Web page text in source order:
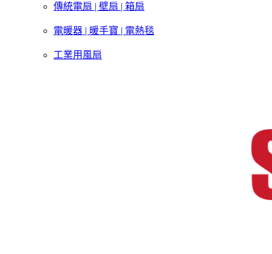
傳統電扇 | 壁扇 | 箱扇
電暖器 | 暖手寶 | 電熱毯
工業用風扇